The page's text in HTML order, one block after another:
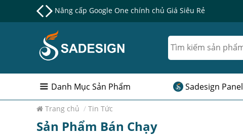
Nâng cấp Google One chính chủ Giá Siêu Rẻ
Danh Mục Sản Phẩm Sadesign Panel
Trang chủ / Tin Tức
Sản Phẩm Bán Chạy